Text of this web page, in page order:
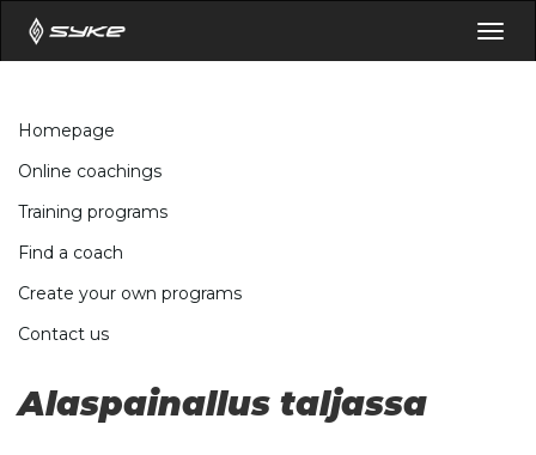
Homepage
Online coachings
Training programs
Find a coach
Create your own programs
Contact us
Alaspainallus taljassa